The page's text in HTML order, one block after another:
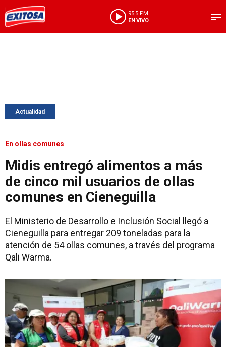
95.5 FM
EN VIVO
Actualidad
En ollas comunes
Midis entregó alimentos a más
de cinco mil usuarios de ollas
comunes en Cieneguilla
El Ministerio de Desarrollo e Inclusión Social llegó a
Cieneguilla para entregar 209 toneladas para la
atención de 54 ollas comunes, a través del programa
Qali Warma.